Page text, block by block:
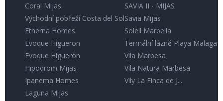
Coral Mijas
Východní pobřeží Costa del Sol
Etherna Homes
Evoque Higueron
Evoque Higuerón
Hipodrom Mijas
Ipanema Homes
Laguna Mijas
SAVIA II - MIJAS
Savia Mijas
Soleil Marbella
Termální lázně Playa Malaga
Vila Marbesa
Vila Natura Marbesa
Vily La Finca de J...